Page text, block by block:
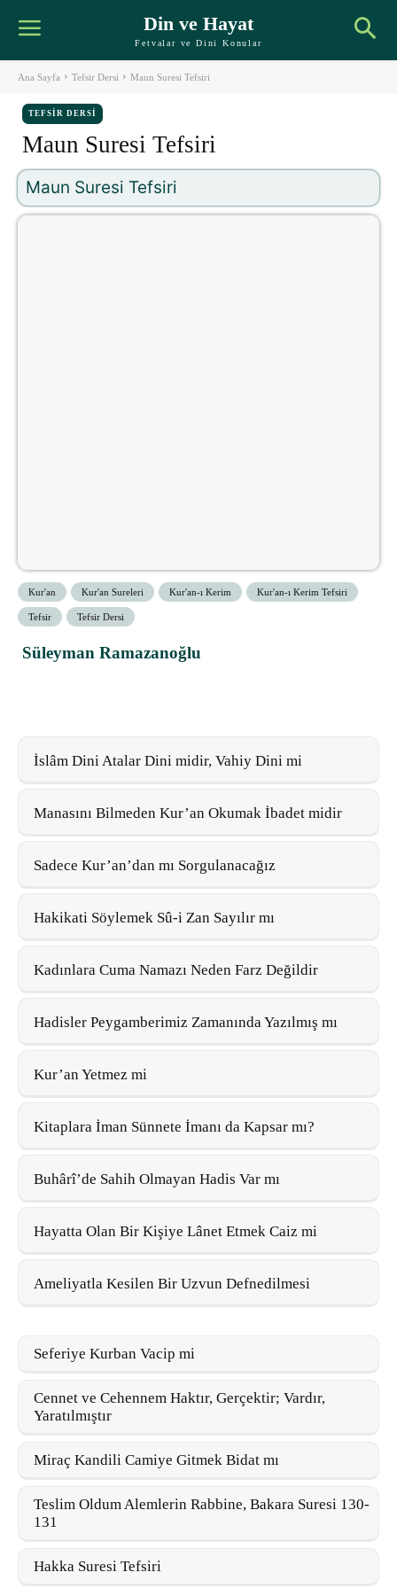
Din ve Hayat
Fetvalar ve Dini Konular
Ana Sayfa Tefsir Dersi Maun Suresi Tefsiri
TEFSIR DERSI
Maun Suresi Tefsiri
Maun Suresi Tefsiri
Kur'an Kur'an Sureleri Kur'an-ı Kerim Kur'an-ı Kerim Tefsiri
Tefsir Tefsir Dersi
Süleyman Ramazanoğlu
İslâm Dini Atalar Dini midir, Vahiy Dini mi
Manasını Bilmeden Kur’an Okumak İbadet midir
Sadece Kur’an’dan mı Sorgulanacağız
Hakikati Söylemek Sû-i Zan Sayılır mı
Kadınlara Cuma Namazı Neden Farz Değildir
Hadisler Peygamberimiz Zamanında Yazılmış mı
Kur’an Yetmez mi
Kitaplara İman Sünnete İmanı da Kapsar mı?
Buhârî’de Sahih Olmayan Hadis Var mı
Hayatta Olan Bir Kişiye Lânet Etmek Caiz mi
Ameliyatla Kesilen Bir Uzvun Defnedilmesi
Seferiye Kurban Vacip mi
Cennet ve Cehennem Haktır, Gerçektir; Vardır,
Yaratılmıştır
Miraç Kandili Camiye Gitmek Bidat mı
Teslim Oldum Alemlerin Rabbine, Bakara Suresi 130-
131
Hakka Suresi Tefsiri